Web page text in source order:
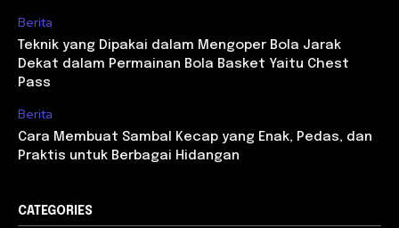
Berita
Teknik yang Dipakai dalam Mengoper Bola Jarak
Dekat dalam Permainan Bola Basket Yaitu Chest
Pass
Berita
Cara Membuat Sambal Kecap yang Enak, Pedas, dan
Praktis untuk Berbagai Hidangan
CATEGORIES